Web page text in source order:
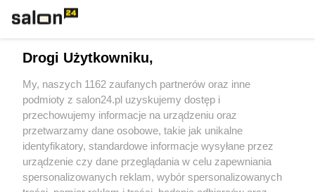
Sport
Społeczeństwo
Kultura
Drogi Użytkowniku,
My, naszych 1162 zaufanych partnerów oraz inne
podmioty z salon24.pl uzyskujemy dostęp i
przechowujemy informacje na urządzeniu oraz
przetwarzamy dane osobowe, takie jak unikalne
identyfikatory, standardowe informacje wysyłane przez
urządzenie czy dane przeglądania w celu zapewniania
spersonalizowanych reklam, wybór spersonalizowanych